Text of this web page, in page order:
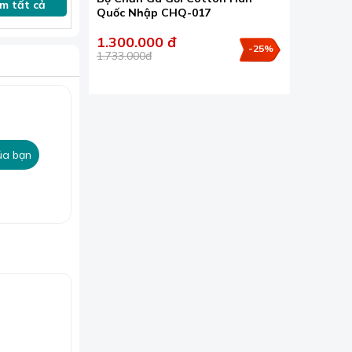
nằm.
giấc ngủ
toàn cho
còn làm
tất cả
bạn
Quốc Nhập CHQ-017
1.300.000 đ
1.733.000đ
-25%